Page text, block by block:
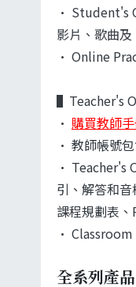
• Student's
影片、歌曲
• Online
▌Teacher's
• 購買教師
• 教師帳號
• Teacher's
引、解答和
課程規劃表
•
全系列產品